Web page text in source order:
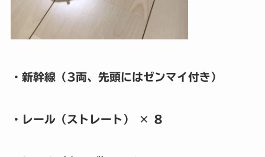
・新幹線（3両、先頭にはゼンマイ付き）
・レール（ストレート） × 8